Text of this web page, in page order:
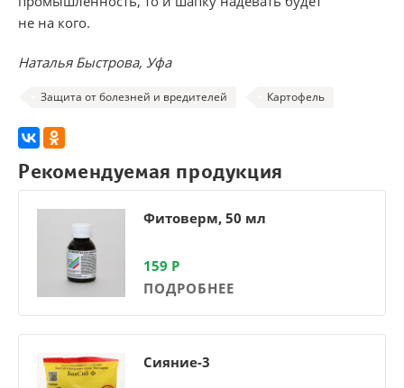
не на кого.
Наталья Быстрова, Уфа
Защита от болезней и вредителей Картофель
Рекомендуемая продукция
Фитоверм, 50 мл
159 Р
ПОДРОБНЕЕ
Сияние-3